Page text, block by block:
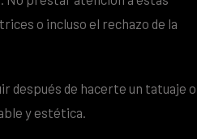
o incluso el rechazo de la
después de hacerte un tatuaje o
y estética.